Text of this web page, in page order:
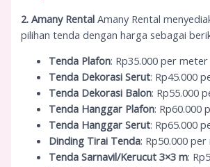
2. Amany Rental Amany Rental
pilihan tenda dengan harga sebagai
Tenda Plafon: Rp35.000 per meter
Tenda Dekorasi Serut: Rp45.000
Tenda Dekorasi Balon: Rp55.000
Tenda Hanggar Plafon: Rp60.000
Tenda Hanggar Serut: Rp65.000
Dinding Tirai Tenda: Rp50.000
Tenda Sarnavil/Kerucut 3×3 m: